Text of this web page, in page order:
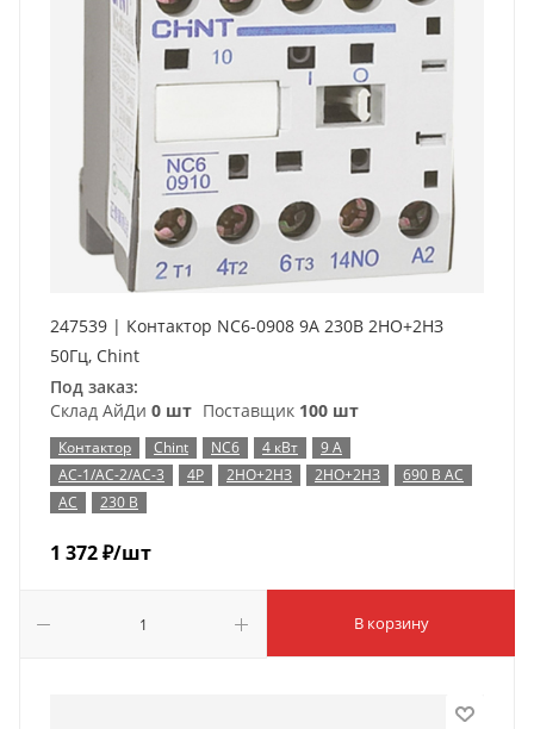
247539 | Контактор NC6-0908 9А 230В 2НО+2НЗ
50Гц, Chint
Под заказ:
Склад АйДи 0 шт Поставщик 100 шт
Контактор Chint NC6 4 кВт
9 А
AC-1/AC-2/AC-3
4P 2НО+2НЗ 2НО+2НЗ
690 В AC
AC
230 В
1 372₽/шт
В корзину